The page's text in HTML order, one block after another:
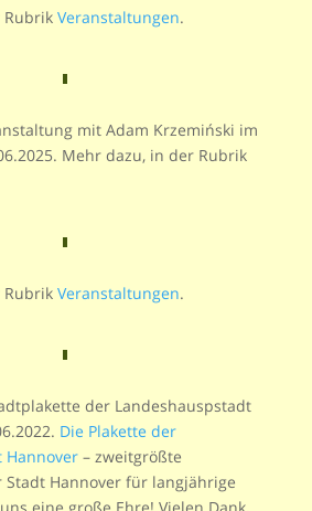
Rubrik Veranstaltungen.
mit Adam Krzemiński im
Mehr dazu, in der Rubrik
Rubrik Veranstaltungen.
der Landeshauspstadt
Die Plakette der
Hannover – zweitgrößte
Stadt Hannover für langjährige